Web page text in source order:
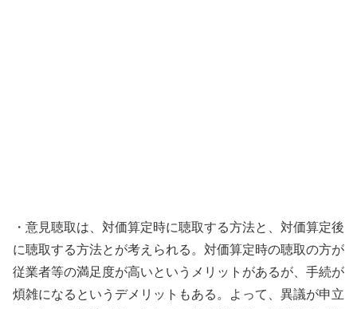
・意見聴取は、対価算定時に聴取する方法と、対価算定後
に聴取する方法とが考えられる。対価算定時の聴取の方が
従業者等の満足度が高いというメリットがあるが、手続が
煩雑になるというデメリットもある。よって、異議が申立